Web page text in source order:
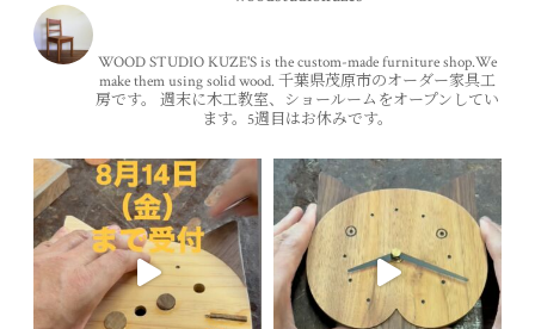
WOOD STUDIO KUZE'S is the custom-made furniture shop.We
make them using solid wood. 千葉県茂原市のオーダー家具工
房です。
週末に木工教室、ショールームをオープンしてい
ます。5週目はお休みです。